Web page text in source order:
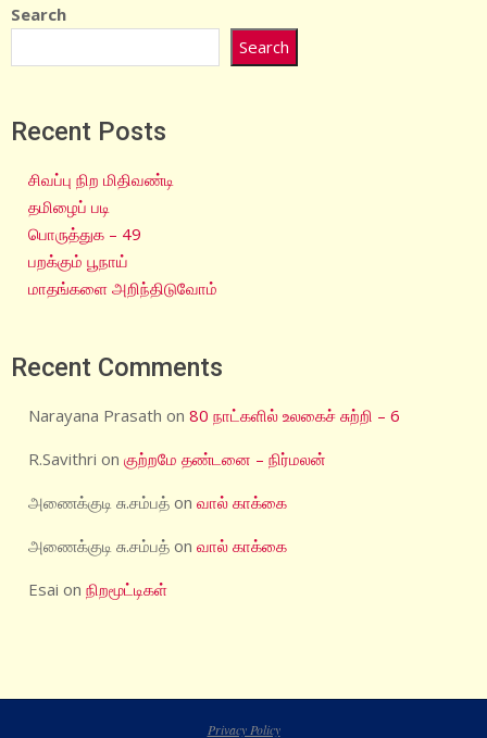
Search
Search
Recent Posts
சிவப்பு நிற மிதிவண்டி
தமிழைப் படி
பொருத்துக – 49
பறக்கும் பூநாய்
மாதங்களை அறிந்திடுவோம்
Recent Comments
Narayana Prasath on80 நாட்களில் உலகைச் சுற்றி – 6
R.Savithri onகுற்றமே தண்டனை – நிர்மலன்
அணைக்குடி சு.சம்பத் onவால் காக்கை
அணைக்குடி சு.சம்பத் onவால் காக்கை
Esai onநிறமூட்டிகள்
Privacy Policy